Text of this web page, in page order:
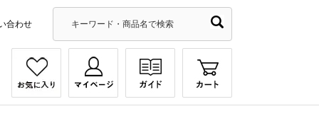
合わせ